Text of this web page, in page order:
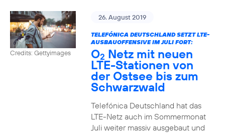
Credits: Gettyimages
26. August 2019
TELEFÓNICA DEUTSCHLAND SETZT LTE-
AUSBAUOFFENSIVE IM JULI FORT:
O2 Netz mit neuen
LTE-Stationen von
der Ostsee bis zum
Schwarzwald
Telefónica Deutschland hat das
LTE-Netz auch im Sommermonat
Juli weiter massiv ausgebaut und